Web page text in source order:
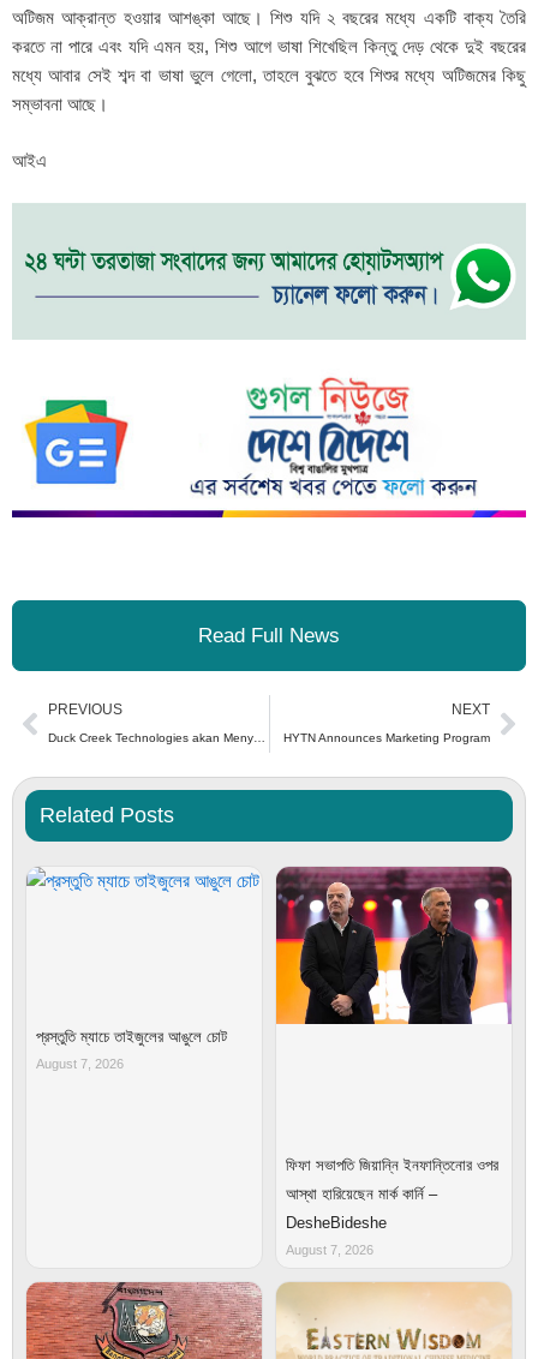
অটিজম আক্রান্ত হওয়ার আশঙ্কা আছে। শিশু যদি ২ বছরের মধ্যে একটি বাক্য তৈরি
করতে না পারে এবং যদি এমন হয়, শিশু আগে ভাষা শিখেছিল কিন্তু দেড় থেকে দুই বছরের
মধ্যে আবার সেই শব্দ বা ভাষা ভুলে গেলো, তাহলে বুঝতে হবে শিশুর মধ্যে অটিজমের কিছু
সম্ভাবনা আছে।
আইএ
Read Full News
Prev
PREVIOUS NEXT
HYTN Announces Marketing Program
Related Posts
প্রস্তুতি ম্যাচে তাইজুলের আঙুলে চোট
August 7, 2026
ফিফা সভাপতি জিয়ান্নি ইনফান্তিনোর ওপর
আস্থা হারিয়েছেন মার্ক কার্নি –
DesheBideshe
August 7, 2026